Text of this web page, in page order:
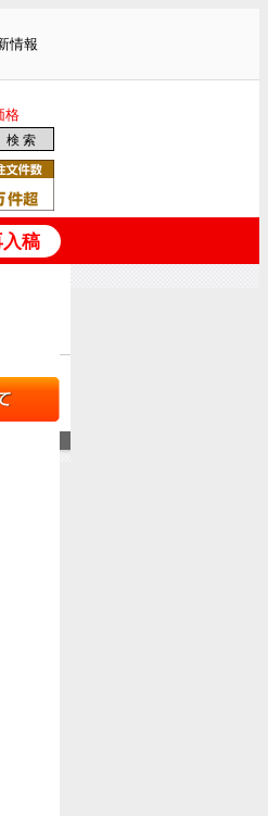
情報
格
稿